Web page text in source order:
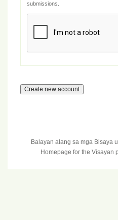
submissions.
Balayan alang sa mga Bisaya
Homepage for the Visayan